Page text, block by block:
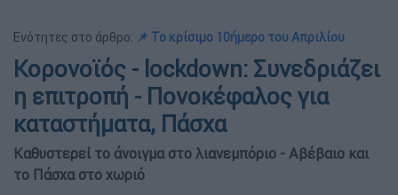
Ενότητες στο άρθρο: 📌 Το κρίσιμο 10ήμερο του Απριλίου
Κορονοϊός - lockdown: Συνεδριάζει
η επιτροπή - Πονοκέφαλος για
καταστήματα, Πάσχα
Καθυστερεί το άνοιγμα στο λιανεμπόριο - Αβέβαιο και
το Πάσχα στο χωριό